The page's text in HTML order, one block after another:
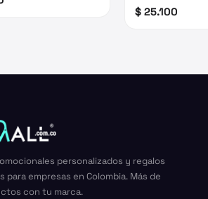
$ 25.100
personalizados y regalos
para empresas en Colombia. Más de
con tu marca.